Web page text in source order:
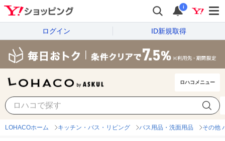
i
ログイン ID新規取得
ロハコメニュー
その他 バス用品 価格帯
LOHACOホーム キッチン・バス・リビング バス用品・洗面用品 その他